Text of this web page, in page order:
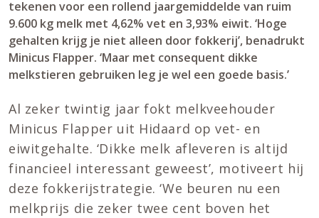
tekenen voor een rollend jaargemiddelde van ruim
9.600 kg melk met 4,62% vet en 3,93% eiwit. ‘Hoge
gehalten krijg je niet alleen door fokkerij’, benadrukt
Minicus Flapper. ‘Maar met consequent dikke
melkstieren gebruiken leg je wel een goede basis.’
Al zeker twintig jaar fokt melkveehouder
Minicus Flapper uit Hidaard op vet- en
eiwitgehalte. ‘Dikke melk afleveren is altijd
financieel interessant geweest’, motiveert hij
deze fokkerijstrategie. ‘We beuren nu een
melkprijs die zeker twee cent boven het